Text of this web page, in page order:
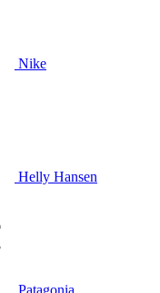
Nike
Helly Hansen
Patagonia